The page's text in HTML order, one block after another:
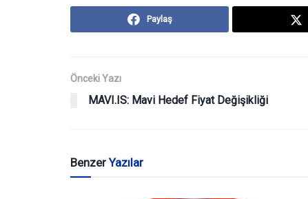
Paylaş
Önceki Yazı
MAVI.IS: Mavi Hedef Fiyat Değişikliği
BenzerYazılar